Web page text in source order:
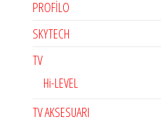
PROFİLO
SKYTECH
TV
Hi-LEVEL
TV AKSESUARI